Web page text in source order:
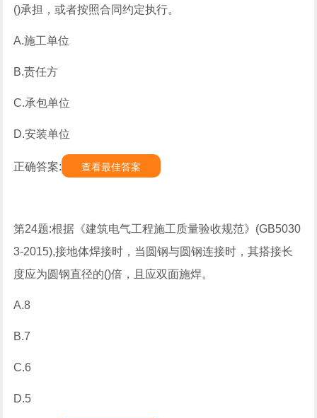
()承担，或者按照合同约定执行。
A.施工单位
B.责任方
C.承包单位
D.安装单位
正确答案: 查看最佳答案
第24题:根据《建筑电气工程施工质量验收规范》(GB5030
3-2015),接地体焊接时，当圆钢与圆钢连接时，其搭接长
度应为圆钢直径的()倍，且应双面施焊。
A.8
B.7
C.6
D.5